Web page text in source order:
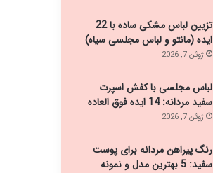
تزیین لباس مشکی ساده با 22
ایده (مانتو و لباس مجلسی سیاه)
ژوئن 7, 2026
لباس مجلسی با کفش اسپرت
سفید مردانه: 14 ایده فوق العاده
ژوئن 7, 2026
رنگ پیراهن مردانه برای پوست
سفید: 5 بهترین مدل و نمونه